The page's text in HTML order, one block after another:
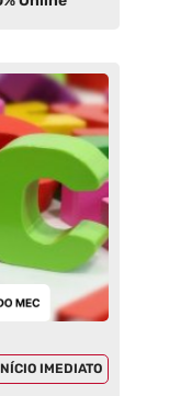
IMEDIATO